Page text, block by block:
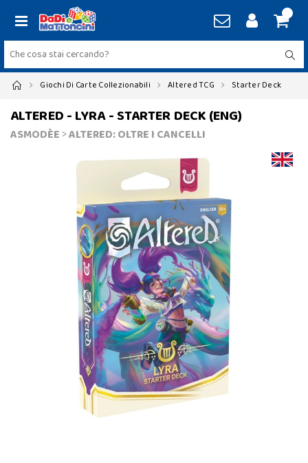
Giochi Di Carte Collezionabili Altered TCG Starter Deck
ALTERED - LYRA - STARTER DECK (ENG)
ASMODÈE>ALTERED: OLTRE I CANCELLI